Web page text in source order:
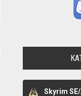
Skyrim SE/